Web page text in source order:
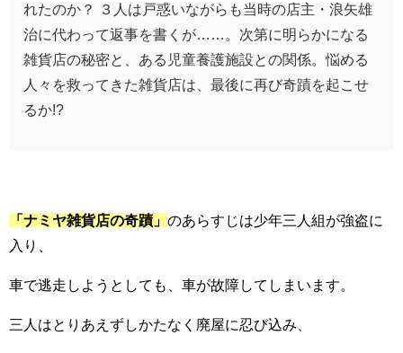
れたのか？ ３人は戸惑いながらも当時の店主・浪矢雄
治に代わって返事を書くが……。次第に明らかになる
雑貨店の秘密と、ある児童養護施設との関係。悩める
人々を救ってきた雑貨店は、最後に再び奇蹟を起こせ
るか!?
「ナミヤ雑貨店の奇蹟」 のあらすじは少年三人組が強盗に
入り、
車で逃走しようとしても、車が故障してしまいます。
三人はとりあえずしかたなく廃屋に忍び込み、